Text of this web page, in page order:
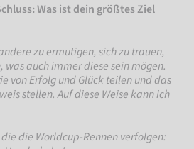
Was ist dein größtes Ziel
zu ermutigen, sich zu trauen,
was auch immer diese sein mögen.
von Erfolg und Glück teilen und das
stellen. Auf diese Weise kann ich
die Worldcup-Rennen verfolgen: